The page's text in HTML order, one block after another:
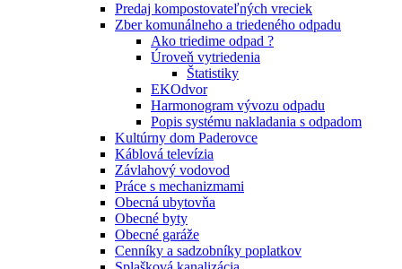
Predaj kompostovateľných vreciek
Zber komunálneho a triedeného odpadu
Ako triedime odpad ?
Úroveň vytriedenia
Štatistiky
EKOdvor
Harmonogram vývozu odpadu
Popis systému nakladania s odpadom
Kultúrny dom Paderovce
Káblová televízia
Závlahový vodovod
Práce s mechanizmami
Obecná ubytovňa
Obecné byty
Obecné garáže
Cenníky a sadzobníky poplatkov